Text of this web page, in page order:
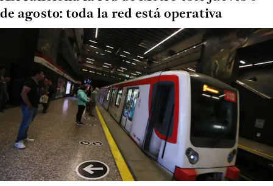
de agosto: toda la red está operativa